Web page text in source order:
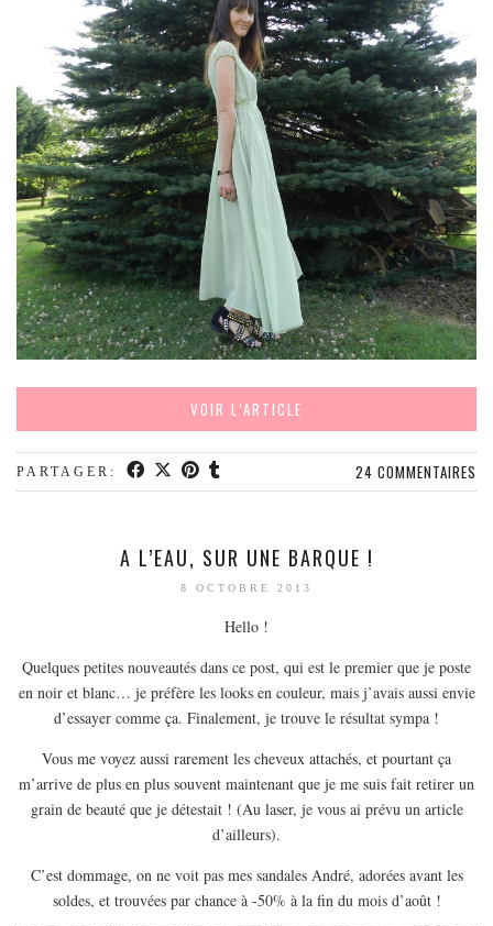
MODE
BEAUTÉ
DIVERSES BOX
DIY
LIFESTYLE
ME CONTACTER
A PROPOS
PARUTIONS ET PARTENARIATS
VOIR L’ARTICLE
PARTAGER: 24 COMMENTAIRES
A L’EAU, SUR UNE BARQUE !
8 OCTOBRE 2013
Hello !
Quelques petites nouveautés dans ce post, qui est le premier que je poste
en noir et blanc… je préfère les looks en couleur, mais j’avais aussi envie
d’essayer comme ça. Finalement, je trouve le résultat sympa !
Vous me voyez aussi rarement les cheveux attachés, et pourtant ça
m’arrive de plus en plus souvent maintenant que je me suis fait retirer un
grain de beauté que je détestait ! (Au laser, je vous ai prévu un article
d’ailleurs).
C’est dommage, on ne voit pas mes sandales André, adorées avant les
soldes, et trouvées par chance à -50% à la fin du mois d’août !